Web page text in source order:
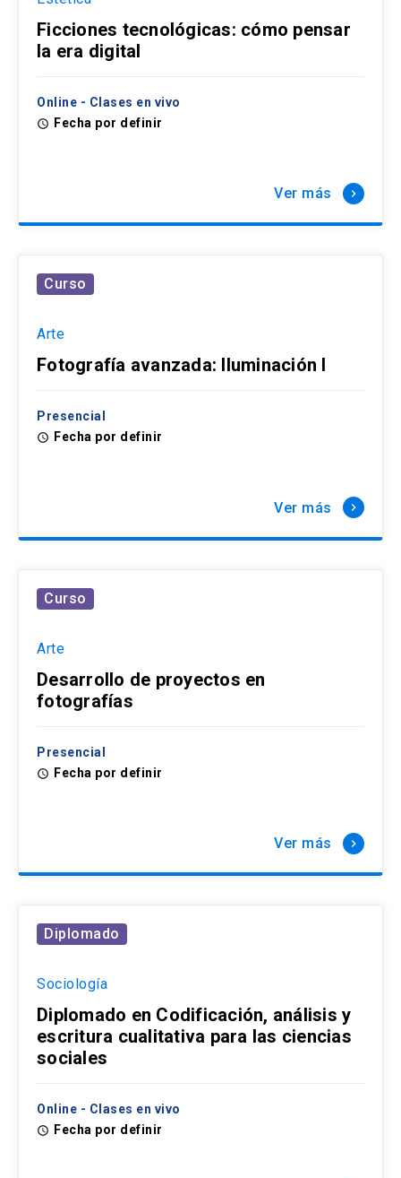
Ficciones tecnológicas: cómo pensar
la era digital
Online - Clases en vivo
access_time Fecha por definir
Ver más keyboard_arrow_right
Curso
Arte
Fotografía avanzada: Iluminación I
Presencial
access_time Fecha por definir
Ver más keyboard_arrow_right
Curso
Arte
Desarrollo de proyectos en
fotografías
Presencial
access_time Fecha por definir
Ver más keyboard_arrow_right
Diplomado
Sociología
Diplomado en Codificación, análisis y
escritura cualitativa para las ciencias
sociales
Online - Clases en vivo
access_time Fecha por definir